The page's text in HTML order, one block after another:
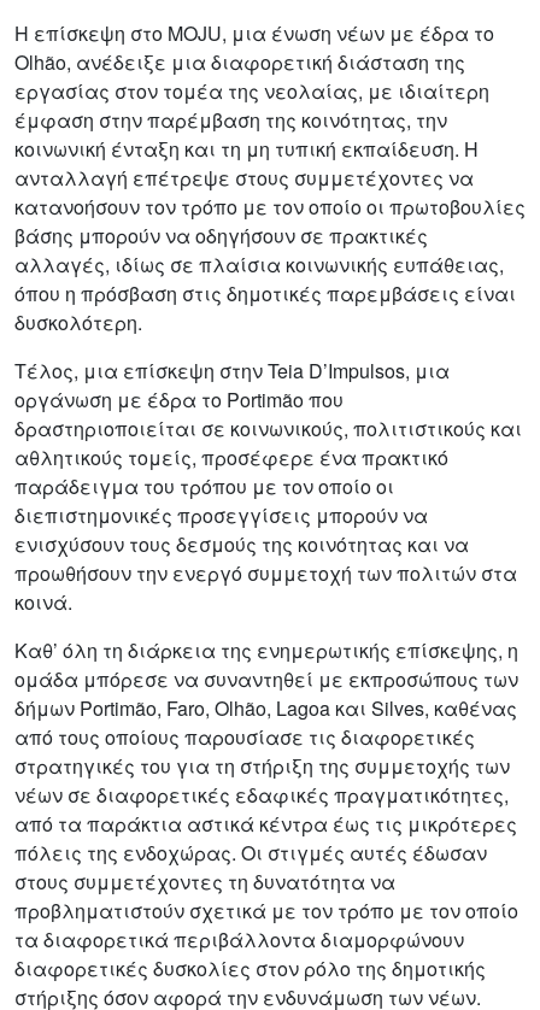
Η επίσκεψη στο MOJU, μια ένωση νέων με έδρα το
Olhão, ανέδειξε μια διαφορετική διάσταση της
εργασίας στον τομέα της νεολαίας, με ιδιαίτερη
έμφαση στην παρέμβαση της κοινότητας, την
κοινωνική ένταξη και τη μη τυπική εκπαίδευση. Η
ανταλλαγή επέτρεψε στους συμμετέχοντες να
κατανοήσουν τον τρόπο με τον οποίο οι πρωτοβουλίες
βάσης μπορούν να οδηγήσουν σε πρακτικές
αλλαγές, ιδίως σε πλαίσια κοινωνικής ευπάθειας,
όπου η πρόσβαση στις δημοτικές παρεμβάσεις είναι
δυσκολότερη.
Τέλος, μια επίσκεψη στην Teia D’Impulsos, μια
οργάνωση με έδρα το Portimão που
δραστηριοποιείται σε κοινωνικούς, πολιτιστικούς και
αθλητικούς τομείς, προσέφερε ένα πρακτικό
παράδειγμα του τρόπου με τον οποίο οι
διεπιστημονικές προσεγγίσεις μπορούν να
ενισχύσουν τους δεσμούς της κοινότητας και να
προωθήσουν την ενεργό συμμετοχή των πολιτών στα
κοινά.
Καθ’ όλη τη διάρκεια της ενημερωτικής επίσκεψης, η
ομάδα μπόρεσε να συναντηθεί με εκπροσώπους των
δήμων Portimão, Faro, Olhão, Lagoa και Silves, καθένας
από τους οποίους παρουσίασε τις διαφορετικές
στρατηγικές του για τη στήριξη της συμμετοχής των
νέων σε διαφορετικές εδαφικές πραγματικότητες,
από τα παράκτια αστικά κέντρα έως τις μικρότερες
πόλεις της ενδοχώρας. Οι στιγμές αυτές έδωσαν
στους συμμετέχοντες τη δυνατότητα να
προβληματιστούν σχετικά με τον τρόπο με τον οποίο
τα διαφορετικά περιβάλλοντα διαμορφώνουν
διαφορετικές δυσκολίες στον ρόλο της δημοτικής
στήριξης όσον αφορά την ενδυνάμωση των νέων.